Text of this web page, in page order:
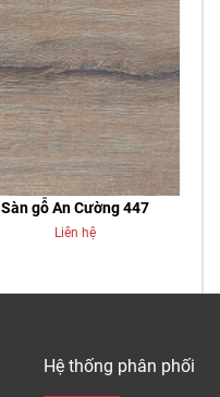
Sàn gỗ An Cường 447
Liên hệ
Hệ thống phân phối